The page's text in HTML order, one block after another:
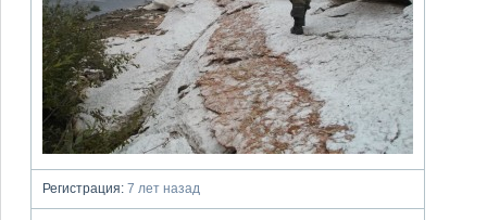
Регистрация:7 лет назад